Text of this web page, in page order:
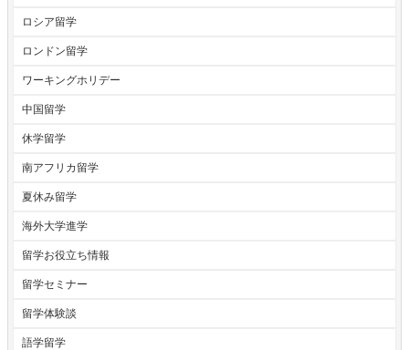
ロシア留学
ロンドン留学
ワーキングホリデー
中国留学
休学留学
南アフリカ留学
夏休み留学
海外大学進学
留学お役立ち情報
留学セミナー
留学体験談
語学留学